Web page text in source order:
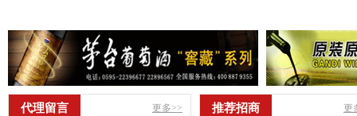
代理留言 更多>> 推荐招商 更